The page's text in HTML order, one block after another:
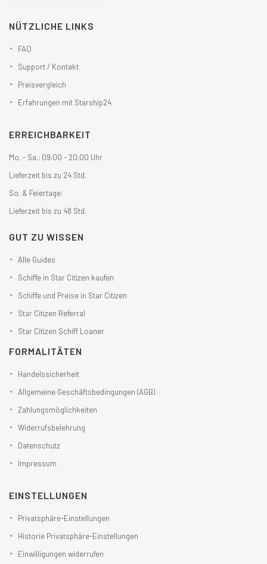
NÜTZLICHE LINKS
FAQ
Support / Kontakt
Preisvergleich
Erfahrungen mit Starship24
ERREICHBARKEIT
Mo. - Sa.: 09:00 - 20:00 Uhr
Lieferzeit bis zu 24 Std.
So. & Feiertage:
Lieferzeit bis zu 48 Std.
GUT ZU WISSEN
Alle Guides
Schiffe in Star Citizen kaufen
Schiffe und Preise in Star Citizen
Star Citizen Referral
Star Citizen Schiff Loaner
FORMALITÄTEN
Handelssicherheit
Allgemeine Geschäftsbedingungen (AGB)
Zahlungsmöglichkeiten
Widerrufsbelehrung
Datenschutz
Impressum
EINSTELLUNGEN
Privatsphäre-Einstellungen
Historie Privatsphäre-Einstellungen
Einwilligungen widerrufen